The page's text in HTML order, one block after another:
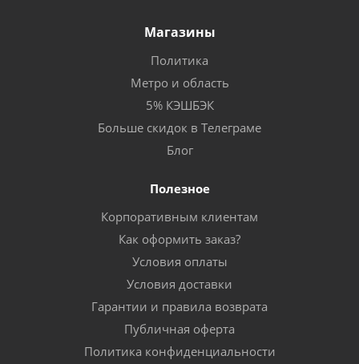
Магазины
Политика
Метро и область
5% КЭШБЭК
Больше скидок в Телеграме
Блог
Полезное
Корпоративным клиентам
Как оформить заказ?
Условия оплаты
Условия доставки
Гарантии и правила возврата
Публичная оферта
Политика конфиденциальности